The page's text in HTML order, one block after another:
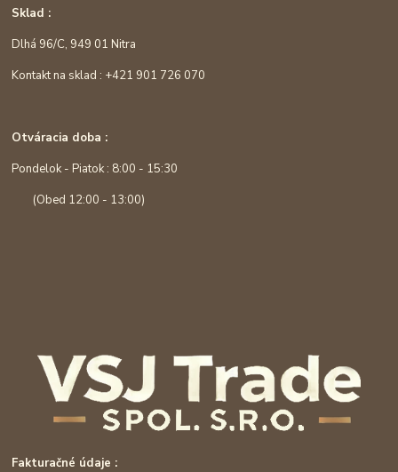
Sklad :
Dlhá 96/C, 949 01 Nitra
Kontakt na sklad : +421 901 726 070
Otváracia doba :
Pondelok - Piatok : 8:00 - 15:30
(Obed 12:00 - 13:00)
Fakturačné údaje :